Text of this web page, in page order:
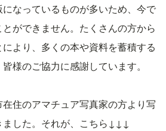
なっているものが多いため、今で
ができません。たくさんの方から
より、多くの本や資料を蓄積する
様のご協力に感謝しています。
住のアマチュア写真家の方より写
ました。それが、こちら↓↓↓